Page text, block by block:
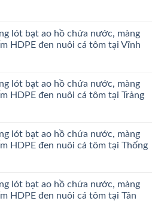
lót bạt ao hồ chứa nước, màng
HDPE đen nuôi cá tôm tại Vĩnh
lót bạt ao hồ chứa nước, màng
HDPE đen nuôi cá tôm tại Trảng
lót bạt ao hồ chứa nước, màng
HDPE đen nuôi cá tôm tại Thống
lót bạt ao hồ chứa nước, màng
HDPE đen nuôi cá tôm tại Tân